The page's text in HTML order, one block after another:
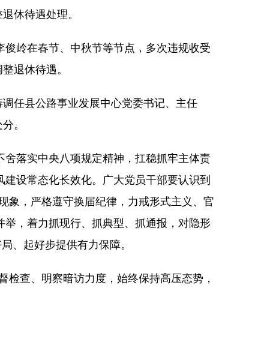
休待遇处理。
岭在春节、中秋节等节点，多次违规收受
退休待遇。
任县公路事业发展中心党委书记、主任
。
落实中央八项规定精神，扛稳抓牢主体责
设常态化长效化。广大党员干部要认识到
象，严格遵守换届纪律，力戒形式主义、官
，着力抓现行、抓典型、抓通报，对隐形
、起好步提供有力保障。
查、明察暗访力度，始终保持高压态势，